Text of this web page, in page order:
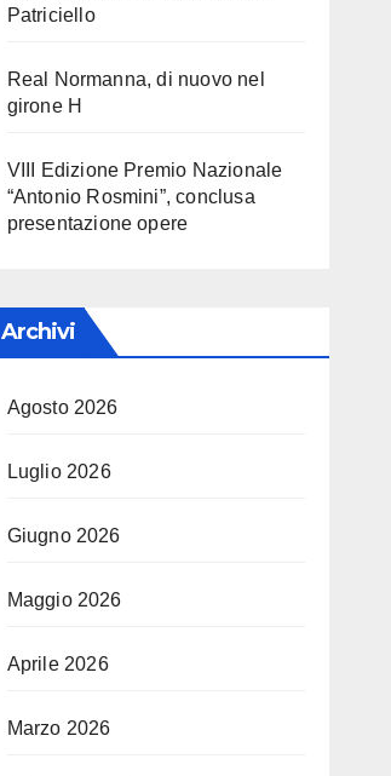
Patriciello
Real Normanna, di nuovo nel
girone H
VIII Edizione Premio Nazionale
“Antonio Rosmini”, conclusa
presentazione opere
Archivi
Agosto 2026
Luglio 2026
Giugno 2026
Maggio 2026
Aprile 2026
Marzo 2026